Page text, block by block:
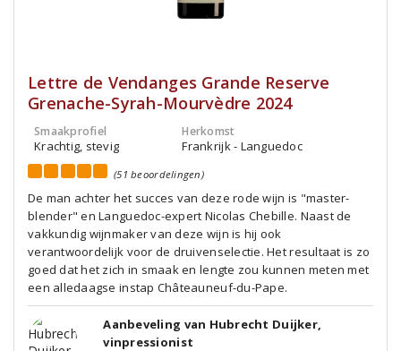
Lettre de Vendanges Grande Reserve
Grenache-Syrah-Mourvèdre 2024
Smaakprofiel
Krachtig, stevig
Herkomst
Frankrijk - Languedoc
(51 beoordelingen)
De man achter het succes van deze rode wijn is "master-
blender" en Languedoc-expert Nicolas Chebille. Naast de
vakkundig wijnmaker van deze wijn is hij ook
verantwoordelijk voor de druivenselectie. Het resultaat is zo
goed dat het zich in smaak en lengte zou kunnen meten met
een alledaagse instap Châteauneuf-du-Pape.
Aanbeveling van Hubrecht Duijker,
vinpressionist